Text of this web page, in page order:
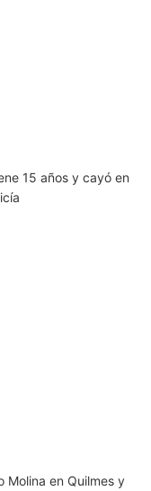
15 años y cayó en
Molina en Quilmes y